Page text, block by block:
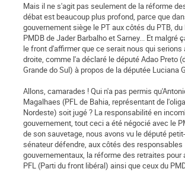
Mais il ne s'agit pas seulement de la réforme
débat est beaucoup plus profond, parce que
gouvernement siège le PT aux côtés du PTB,
PMDB de Jader Barbalho et Sarney... Et malgré
le front d'affirmer que ce serait nous qui serions
droite, comme l'a déclaré le député Adao Preto
Grande do Sul) à propos de la députée Luciana
Allons, camarades ! Qui n'a pas permis
Magalhaes (PFL de Bahia, représentant de
Nordeste) soit jugé ? La responsabilité en
gouvernement, tout ceci a été négocié avec le
de son sauvetage, nous avons vu le député
sénateur défendre, aux côtés des responsables
gouvernementaux, la réforme des retraites pour
PFL (Parti du front libéral) ainsi que ceux du